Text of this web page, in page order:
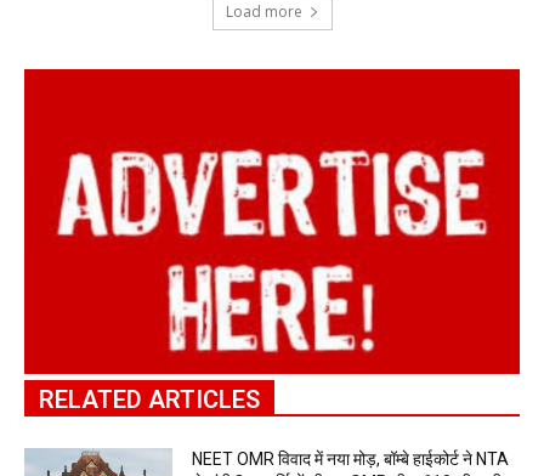
Load more
RELATED ARTICLES
NEET OMR विवाद में नया मोड़, बॉम्बे हाईकोर्ट ने NTA